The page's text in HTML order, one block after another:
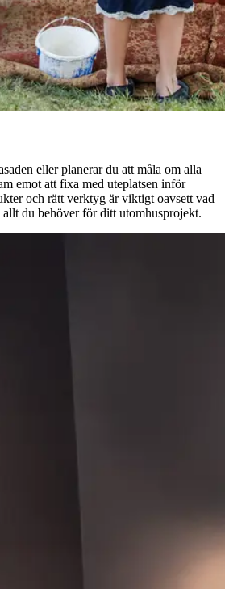
eller planerar du att måla om alla
emot att fixa med uteplatsen inför
och rätt verktyg är viktigt oavsett vad
du behöver för ditt utomhusprojekt.